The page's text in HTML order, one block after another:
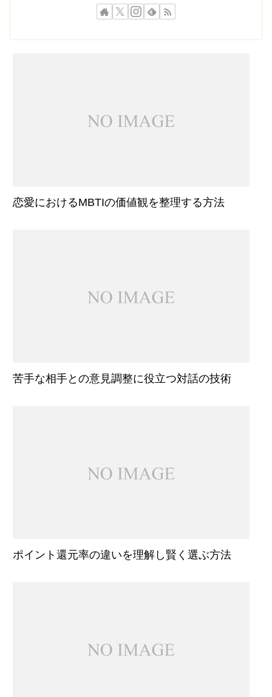
恋愛におけるMBTIの価値観を整理する方法
苦手な相手との意見調整に役立つ対話の技術
ポイント還元率の違いを理解し賢く選ぶ方法